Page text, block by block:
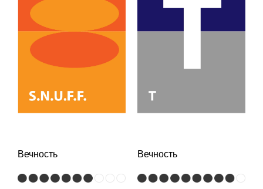
Вечность Вечность